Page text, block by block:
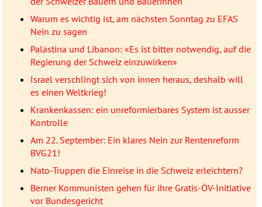
Warum es wichtig ist, am nächsten Sonntag zu EFAS
Nein zu sagen
Palästina und Libanon: «Es ist bitter notwendig, auf die
Regierung der Schweiz einzuwirken»
Israel verschlingt sich von innen heraus, deshalb will
es einen Weltkrieg!
Krankenkassen: ein unreformierbares System ist ausser
Kontrolle
Am 22. September: Ein klares Nein zur Rentenreform
BVG21!
Nato-Truppen die Einreise in die Schweiz erleichtern?
Berner Kommunisten gehen für ihre Gratis-ÖV-Initiative
vor Bundesgericht